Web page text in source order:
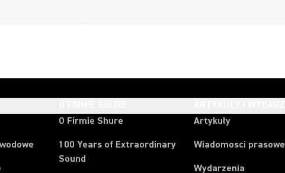
O Firmie Shure
100 Years of Extraordinary
Sound
Artykuły
Wiadomosci prasowe
Wydarzenia